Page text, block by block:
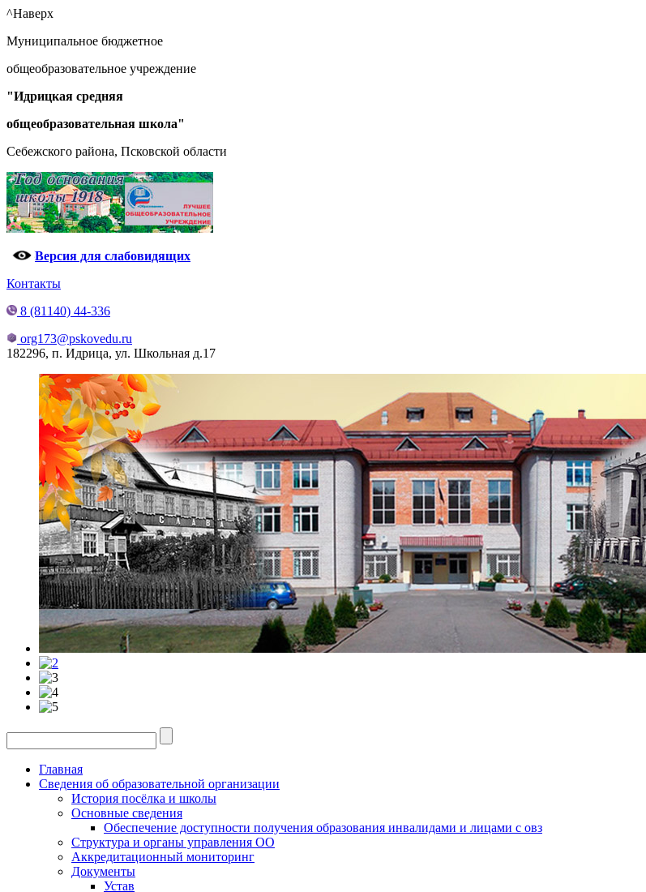
^Наверх
Муниципальное бюджетное
общеобразовательное учреждение
"Идрицкая средняя
общеобразовательная школа"
Себежского района, Псковской области
Версия для слабовидящих
Контакты
8 (81140) 44-336
org173@pskovedu.ru
182296, п. Идрица, ул. Школьная д.17
Главная
Сведения об образовательной организации
История посёлка и школы
Основные сведения
Обеспечение доступности получения образования инвалидами и лицами с овз
Структура и органы управления ОО
Аккредитационный мониторинг
Документы
Устав